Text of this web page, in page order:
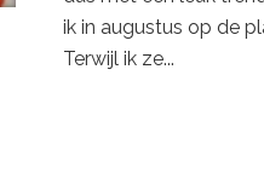
ik in augustus op de
Terwijl ik ze...